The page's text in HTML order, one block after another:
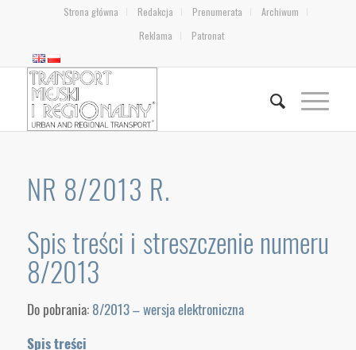
Strona główna Redakcja Prenumerata
Archiwum
Reklama
Patronat
NR 8/2013 R.
Spis treści i streszczenie numeru
8/2013
Do pobrania:8/2013 – wersja elektroniczna
Spis treści